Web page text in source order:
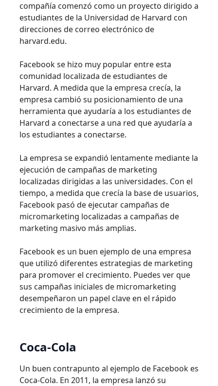
compañía comenzó como un proyecto dirigido a
estudiantes de la Universidad de Harvard con
direcciones de correo electrónico de
harvard.edu.
Facebook se hizo muy popular entre esta
comunidad localizada de estudiantes de
Harvard. A medida que la empresa crecía, la
empresa cambió su posicionamiento de una
herramienta que ayudaría a los estudiantes de
Harvard a conectarse a una red que ayudaría a
los estudiantes a conectarse.
La empresa se expandió lentamente mediante la
ejecución de campañas de marketing
localizadas dirigidas a las universidades. Con el
tiempo, a medida que crecía la base de usuarios,
Facebook pasó de ejecutar campañas de
micromarketing localizadas a campañas de
marketing masivo más amplias.
Facebook es un buen ejemplo de una empresa
que utilizó diferentes estrategias de marketing
para promover el crecimiento. Puedes ver que
sus campañas iniciales de micromarketing
desempeñaron un papel clave en el rápido
crecimiento de la empresa.
Coca-Cola
Un buen contrapunto al ejemplo de Facebook es
Coca-Cola. En 2011, la empresa lanzó su